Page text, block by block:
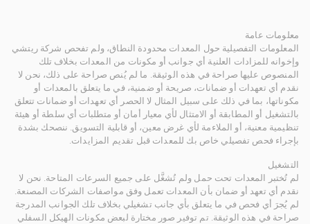
معلومات عامة
المعلومات التفصيلية حول المعدات محدودة النطاق، ولم تفحص شركة ريتشي
وإخوانه للمزادات العلنية أي جوانب أو مكونات من المعدات بخلاف تلك
المنصوص عليها صراحة في هذه الوثيقة. ما لم يُنص صراحة على ذلك، نحن لا
نقدم أي تعهدات أو ضمانات، صريحة أو ضمنية، في ما يتعلق بالمعدات أو
مكوناتها، بما في ذلك على سبيل المثال لا الحصر أي تعهدات أو ضمانات تتعلق
بالتشغيل أو المطابقة أو الامتثال لأي معيار أمان أو متطلبات أي سلطة أو هيئة
تنظيمية معنية، أو الملاءمة لأي غرض معين، أو قابلية التسويق. ننصحك بشدة
بإجراء فحص تفصيلي خاص بك للمعدات قبل تقديم المزايدات.
التشغيل
لم تُختبر المعدات تحت حمل ولم تُشغَّل على جميع السرعات المتاحة. نحن لا
نقدم أي تعهد أو ضمان بأن المعدات تعمل وفق مواصفات الشركات المصنعة.
لم يُجرَ أي فحص في ما يتعلق بأي جانب تشغيلي بخلاف تلك الجوانب المدرجة
صراحة في هذه الوثيقة. تم توفير صور مختارة لبعض مكونات الهيكل السفلي